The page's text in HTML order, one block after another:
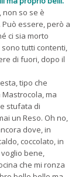
non so se è
essere, però a
ci sia morto
tutti contenti,
di fuori, dopo il
tipo che
ma
stufata di
un Reso. Oh no,
dove, in
coccolato, in
bene,
che mi ronza